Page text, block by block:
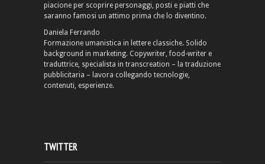
piacione per scoprire personaggi, posti e piatti che
saranno famosi un attimo prima che lo diventino.
Daniela Ferrando
Formazione umanistica in lettere classiche. Solido
background in marketing. Copywriter, food-writer e
traduttrice, specialista in transcreation – la traduzione
pubblicitaria – lavora collegando tecnologie,
contenuti, esperienze.
TWITTER